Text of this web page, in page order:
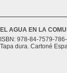
EL AGUA EN LA
ISBN: 978-84-7579-
Tapa dura. Cartoné